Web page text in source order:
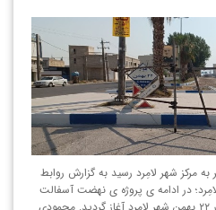
مرکز شهر لامِرد رسید به گزارش روابط
در ادامه ی پروژه ی نهضت آسفالت
معابر شهر لامِرد، بهسازی باند شرقی بلوار ۲۲ بهمن شهر لامِرد آغاز گردید. محمودی